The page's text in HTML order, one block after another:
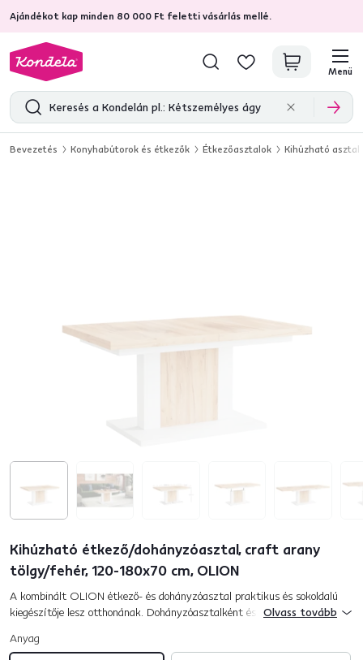
Ajándékot kap minden 80 000 Ft feletti vásárlás mellé.
4,7 31 333 ellenőrzött termékértékelések
Menü
Bevezetés Konyhabútorok és étkezők Étkezőasztalok Kihúzható asztal
Kihúzható étkező/dohányzóasztal, craft arany
tölgy/fehér, 120-180x70 cm, OLION
A kombinált OLION étkező- és dohányzóasztal praktikus és sokoldalú
kiegészítője lesz otthonának. Dohányzóasztalként és étkezőasztalként
Olvass tovább
Anyag